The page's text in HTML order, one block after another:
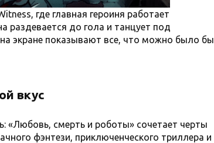
где главная героиня работает
раздевается до гола и танцует под
экране показывают все, что можно было бы
вкус
«Любовь, смерть и роботы» сочетает черты
фэнтези, приключенческого триллера и